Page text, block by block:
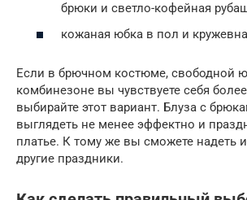
брюки и светло-кофейная
кожаная юбка в пол и
Если в брючном костюме, свободной
комбинезоне вы чувствуете себя
выбирайте этот вариант. Блуза с
выглядеть не менее эффектно и
платье. К тому же вы сможете надеть
другие праздники.